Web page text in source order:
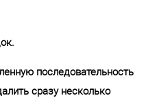
последовательность
сразу несколько